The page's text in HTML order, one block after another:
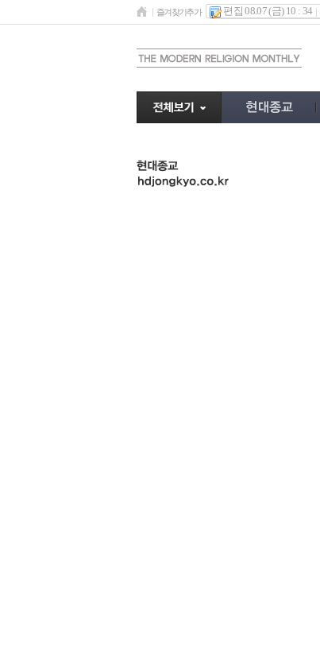
즐겨찾기추가 편집 08.07 (금) 10 : 34